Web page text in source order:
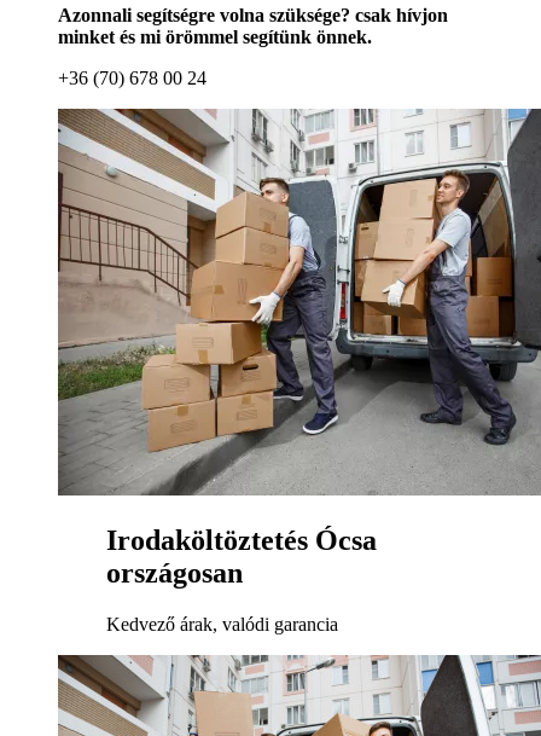
Azonnali segítségre volna szüksége? csak hívjon
minket és mi örömmel segítünk önnek.
+36 (70) 678 00 24
Irodaköltöztetés Ócsa
országosan
Kedvező árak, valódi garancia